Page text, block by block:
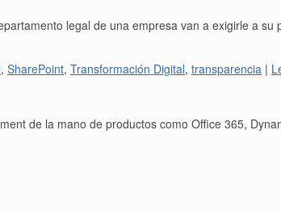
legal de una empresa van a exigirle a su
, SharePoint, Transformación Digital, transparencia |
de la mano de productos como Office 365,